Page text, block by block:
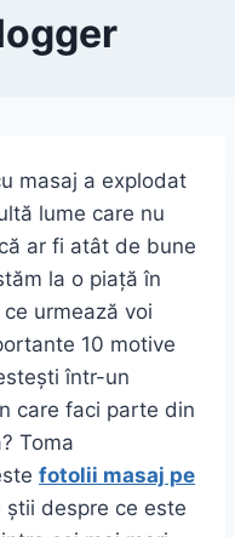
masaj a explodat
lume care nu
ar fi atât de bune
la o piață în
urmează voi
10 motive
într-un
care faci parte din
Toma
fotolii masaj pe
știi despre ce este